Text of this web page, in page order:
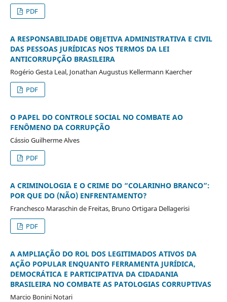
PDF
A RESPONSABILIDADE OBJETIVA ADMINISTRATIVA E CIVIL
DAS PESSOAS JURÍDICAS NOS TERMOS DA LEI
ANTICORRUPÇÃO BRASILEIRA
Rogério Gesta Leal, Jonathan Augustus Kellermann Kaercher
PDF
O PAPEL DO CONTROLE SOCIAL NO COMBATE AO
FENÔMENO DA CORRUPÇÃO
Cássio Guilherme Alves
PDF
A CRIMINOLOGIA E O CRIME DO “COLARINHO BRANCO”:
POR QUE DO (NÃO) ENFRENTAMENTO?
Franchesco Maraschin de Freitas, Bruno Ortigara Dellagerisi
PDF
A AMPLIAÇÃO DO ROL DOS LEGITIMADOS ATIVOS DA
AÇÃO POPULAR ENQUANTO FERRAMENTA JURÍDICA,
DEMOCRÁTICA E PARTICIPATIVA DA CIDADANIA
BRASILEIRA NO COMBATE AS PATOLOGIAS CORRUPTIVAS
Marcio Bonini Notari